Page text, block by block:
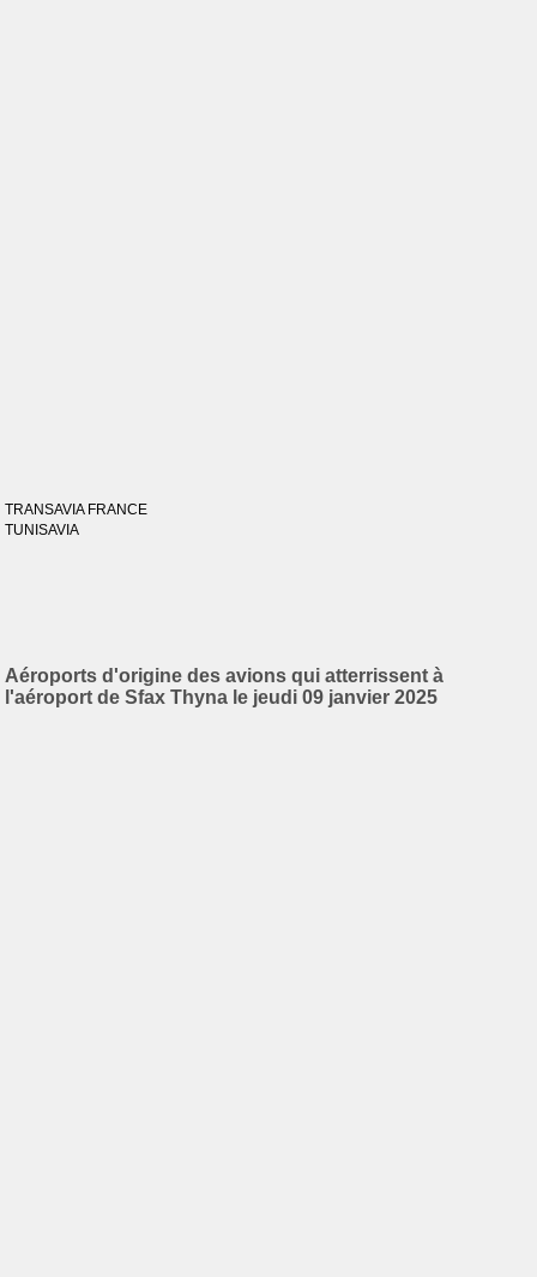
TRANSAVIA FRANCE
TUNISAVIA
Aéroports d'origine des avions qui atterrissent à
l'aéroport de Sfax Thyna le jeudi 09 janvier 2025